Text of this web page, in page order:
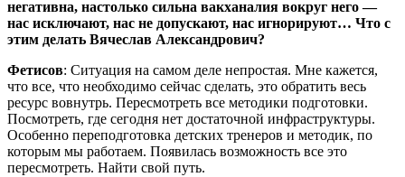
негативна, настолько сильна вакханалия вокруг него —
нас исключают, нас не допускают, нас игнорируют… Что с
этим делать Вячеслав Александрович?
Фетисов: Ситуация на самом деле непростая. Мне кажется,
что все, что необходимо сейчас сделать, это обратить весь
ресурс вовнутрь. Пересмотреть все методики подготовки.
Посмотреть, где сегодня нет достаточной инфраструктуры.
Особенно переподготовка детских тренеров и методик, по
которым мы работаем. Появилась возможность все это
пересмотреть. Найти свой путь.